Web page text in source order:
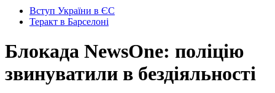
Вступ України в ЄС
Теракт в Барселоні
Блокада NewsOne: поліцію
звинуватили в бездіяльності